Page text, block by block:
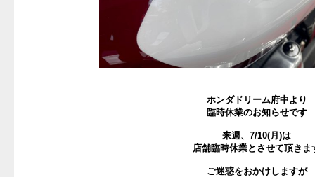
ホンダドリーム府中より
臨時休業のお知らせです
来週、7/10(月)は
店舗臨時休業とさせて頂きま
ご迷惑をおかけしますが